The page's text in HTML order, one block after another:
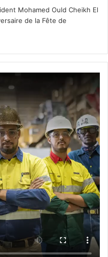
Mohamed Ould Cheikh El
de la Fête de